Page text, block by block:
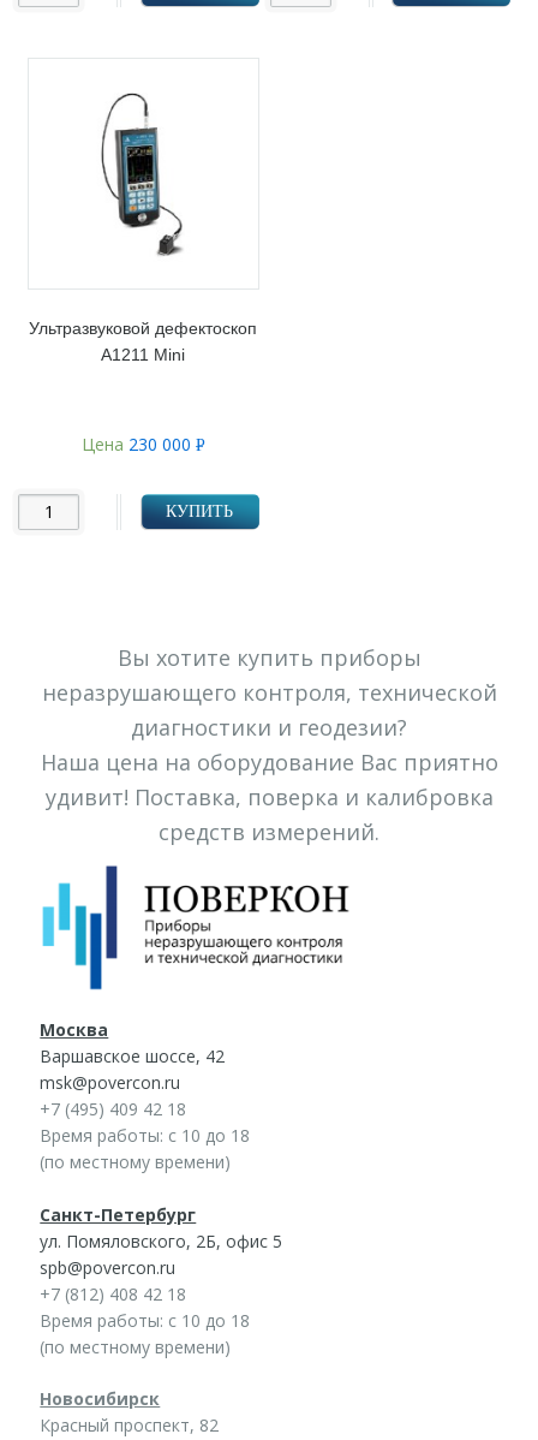
Ультразвуковой дефектоскоп
А1211 Mini
Цена 230 000 Р
КУПИТЬ
Вы хотите купить приборы
неразрушающего контроля, технической
диагностики и геодезии?
Наша цена на оборудование Вас приятно
удивит! Поставка, поверка и калибровка
средств измерений.
Москва
Варшавское шоссе, 42
msk@povercon.ru
+7 (495) 409 42 18
Время работы: с 10 до 18
(по местному времени)
Санкт-Петербург
ул. Помяловского, 2Б, офис 5
spb@povercon.ru
+7 (812) 408 42 18
Время работы: с 10 до 18
(по местному времени)
Новосибирск
Красный проспект, 82